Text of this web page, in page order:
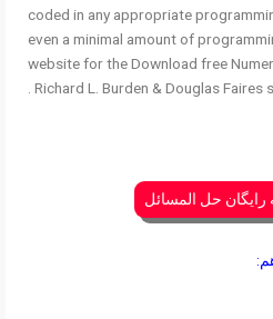
coded in any appropriate
even a minimal amount of
website for the Download free
Richard L. Burden & Douglas Faires
رایگان حل المسائل